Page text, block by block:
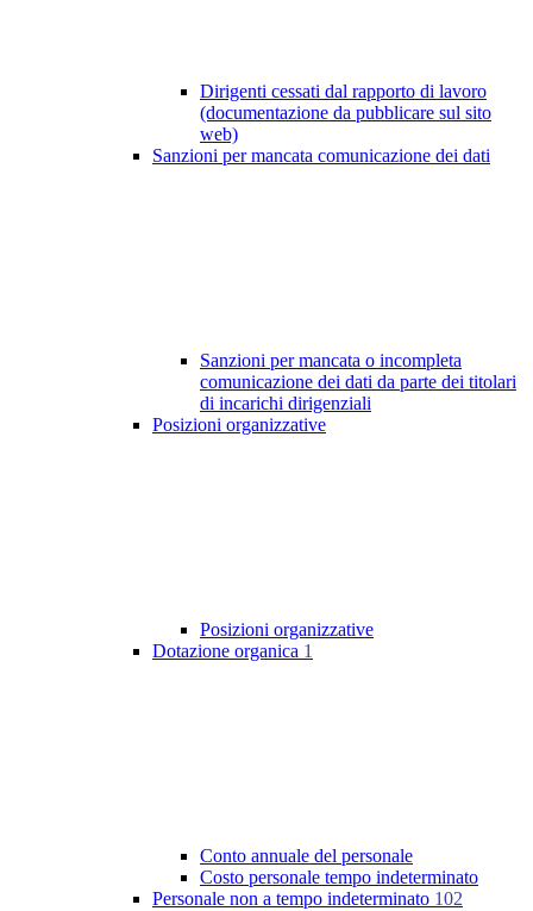
Dirigenti cessati dal rapporto di lavoro
(documentazione da pubblicare sul sito
web)
Sanzioni per mancata comunicazione dei dati
Sanzioni per mancata o incompleta
comunicazione dei dati da parte dei titolari
di incarichi dirigenziali
Posizioni organizzative
Posizioni organizzative
Dotazione organica 1
Conto annuale del personale
Costo personale tempo indeterminato
Personale non a tempo indeterminato 102